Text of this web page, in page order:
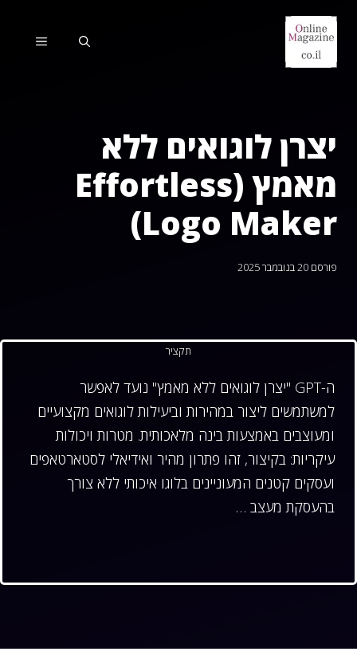
לדלג
לתוכן
תפריט
יצרן לוגואים ללא
מאמץ (Effortless
Logo Maker)
פורסם 20 בנובמבר 2025
תקציר
ה-GPT "יצרן לוגואים ללא מאמץ" נועד לאפשר
למשתמשים ליצור במהירות וביעילות לוגואים מקצועיים
ומעוצבים באמצעות בינה מלאכותית. מטרות ויכולות
עיקריות: בקיצור, זהו פתרון מהיר ואידיאלי לסטארטאפים
ועסקים קטנים המעוניינים בלוגו איכותי ללא צורך
בהעסקת מעצב …